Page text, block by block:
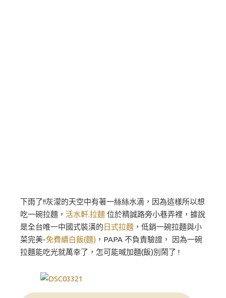
下雨了!!灰濛的天空中有著一絲絲水滴，因為這樣所以想
吃一碗拉麵， 活水軒.拉麵 位於精誠路旁小巷弄裡，據說
是全台唯一中國式裝潢的 日式拉麵 ，低銷一碗拉麵與小
菜完美-免費續白飯(麵) ，PAPA 不負責驗證， 因為一碗
拉麵能吃光就萬幸了，怎可能喊加麵(飯)別鬧了 !